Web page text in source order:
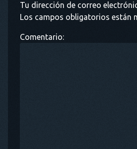
Tu dirección de correo
Los campos obligatorios están
Comentario: